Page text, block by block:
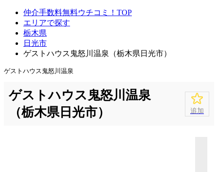
仲介手数料無料ウチコミ！TOP
エリアで探す
栃木県
日光市
ゲストハウス鬼怒川温泉（栃木県日光市）
ゲストハウス鬼怒川温泉
ゲストハウス鬼怒川温泉
（栃木県日光市）
追加